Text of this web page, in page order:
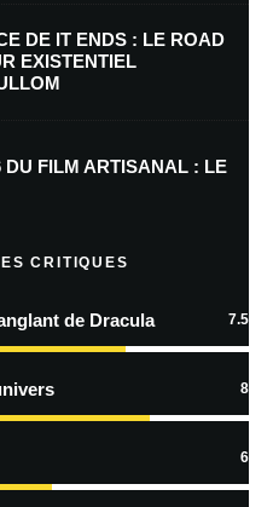
et mon site dans le navigateur pour
par e-mail.
par e-mail.
En savoir
DE IT ENDS : LE ROAD
EXISTENTIEL
DU FILM ARTISANAL : LE
CRITIQUES
de Dracula 7.5
8
6